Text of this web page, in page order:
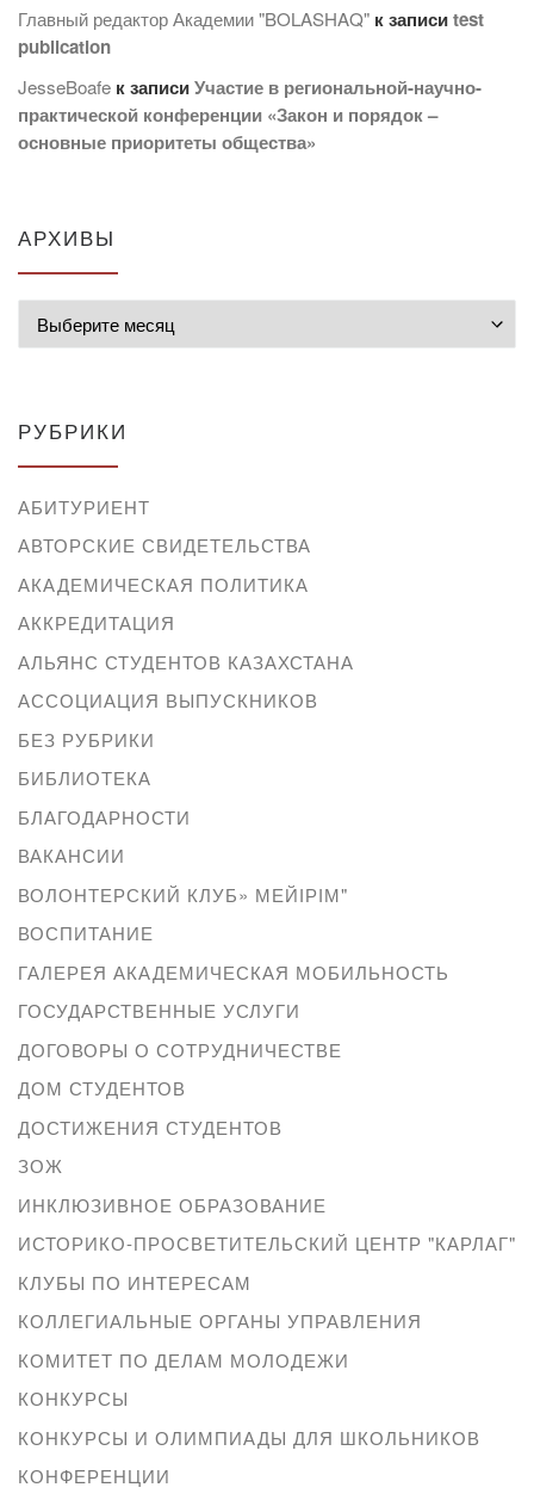
Главный редактор Академии "BOLASHAQ" к записиtest
publication
JesseBoafe к записиУчастие в региональной-научно-
практической конференции «Закон и порядок –
основные приоритеты общества»
АРХИВЫ
РУБРИКИ
АБИТУРИЕНТ
АВТОРСКИЕ СВИДЕТЕЛЬСТВА
АКАДЕМИЧЕСКАЯ ПОЛИТИКА
АККРЕДИТАЦИЯ
АЛЬЯНС СТУДЕНТОВ КАЗАХСТАНА
АССОЦИАЦИЯ ВЫПУСКНИКОВ
БЕЗ РУБРИКИ
БИБЛИОТЕКА
БЛАГОДАРНОСТИ
ВАКАНСИИ
ВОЛОНТЕРСКИЙ КЛУБ» МЕЙІРІМ"
ВОСПИТАНИЕ
ГАЛЕРЕЯ АКАДЕМИЧЕСКАЯ МОБИЛЬНОСТЬ
ГОСУДАРСТВЕННЫЕ УСЛУГИ
ДОГОВОРЫ О СОТРУДНИЧЕСТВЕ
ДОМ СТУДЕНТОВ
ДОСТИЖЕНИЯ СТУДЕНТОВ
ЗОЖ
ИНКЛЮЗИВНОЕ ОБРАЗОВАНИЕ
ИСТОРИКО-ПРОСВЕТИТЕЛЬСКИЙ ЦЕНТР "КАРЛАГ"
КЛУБЫ ПО ИНТЕРЕСАМ
КОЛЛЕГИАЛЬНЫЕ ОРГАНЫ УПРАВЛЕНИЯ
КОМИТЕТ ПО ДЕЛАМ МОЛОДЕЖИ
КОНКУРСЫ
КОНКУРСЫ И ОЛИМПИАДЫ ДЛЯ ШКОЛЬНИКОВ
КОНФЕРЕНЦИИ